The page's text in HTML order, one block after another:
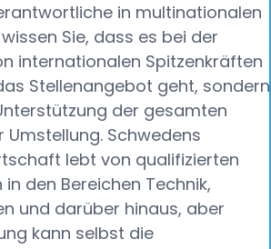
in multinationalen
Sie, dass es bei der
internationalen Spitzenkräften
Stellenangebot geht, sondern
der gesamten
Umstellung. Schwedens
lebt von qualifizierten
den Bereichen Technik,
und darüber hinaus, aber
kann selbst die